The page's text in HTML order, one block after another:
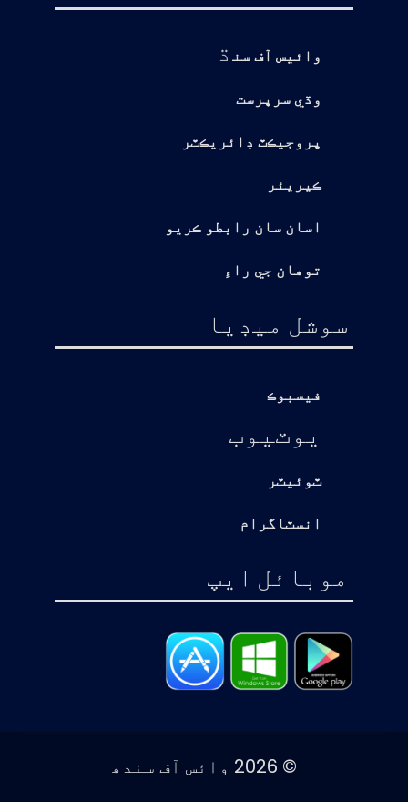
وائيس آف سن ڌ
وڏي سرپرست
پروجيڪٽ ڊائريڪٽر
ڪيريئر
اسان سان رابطو ڪريو
توهان جي راءِ
سوشل ميڊيا
فيسبوڪ
يوٽيوب
ٽوئيٽر
انسٽاگرام
موبائل ايپ
© 2026 وائس آف سندھ